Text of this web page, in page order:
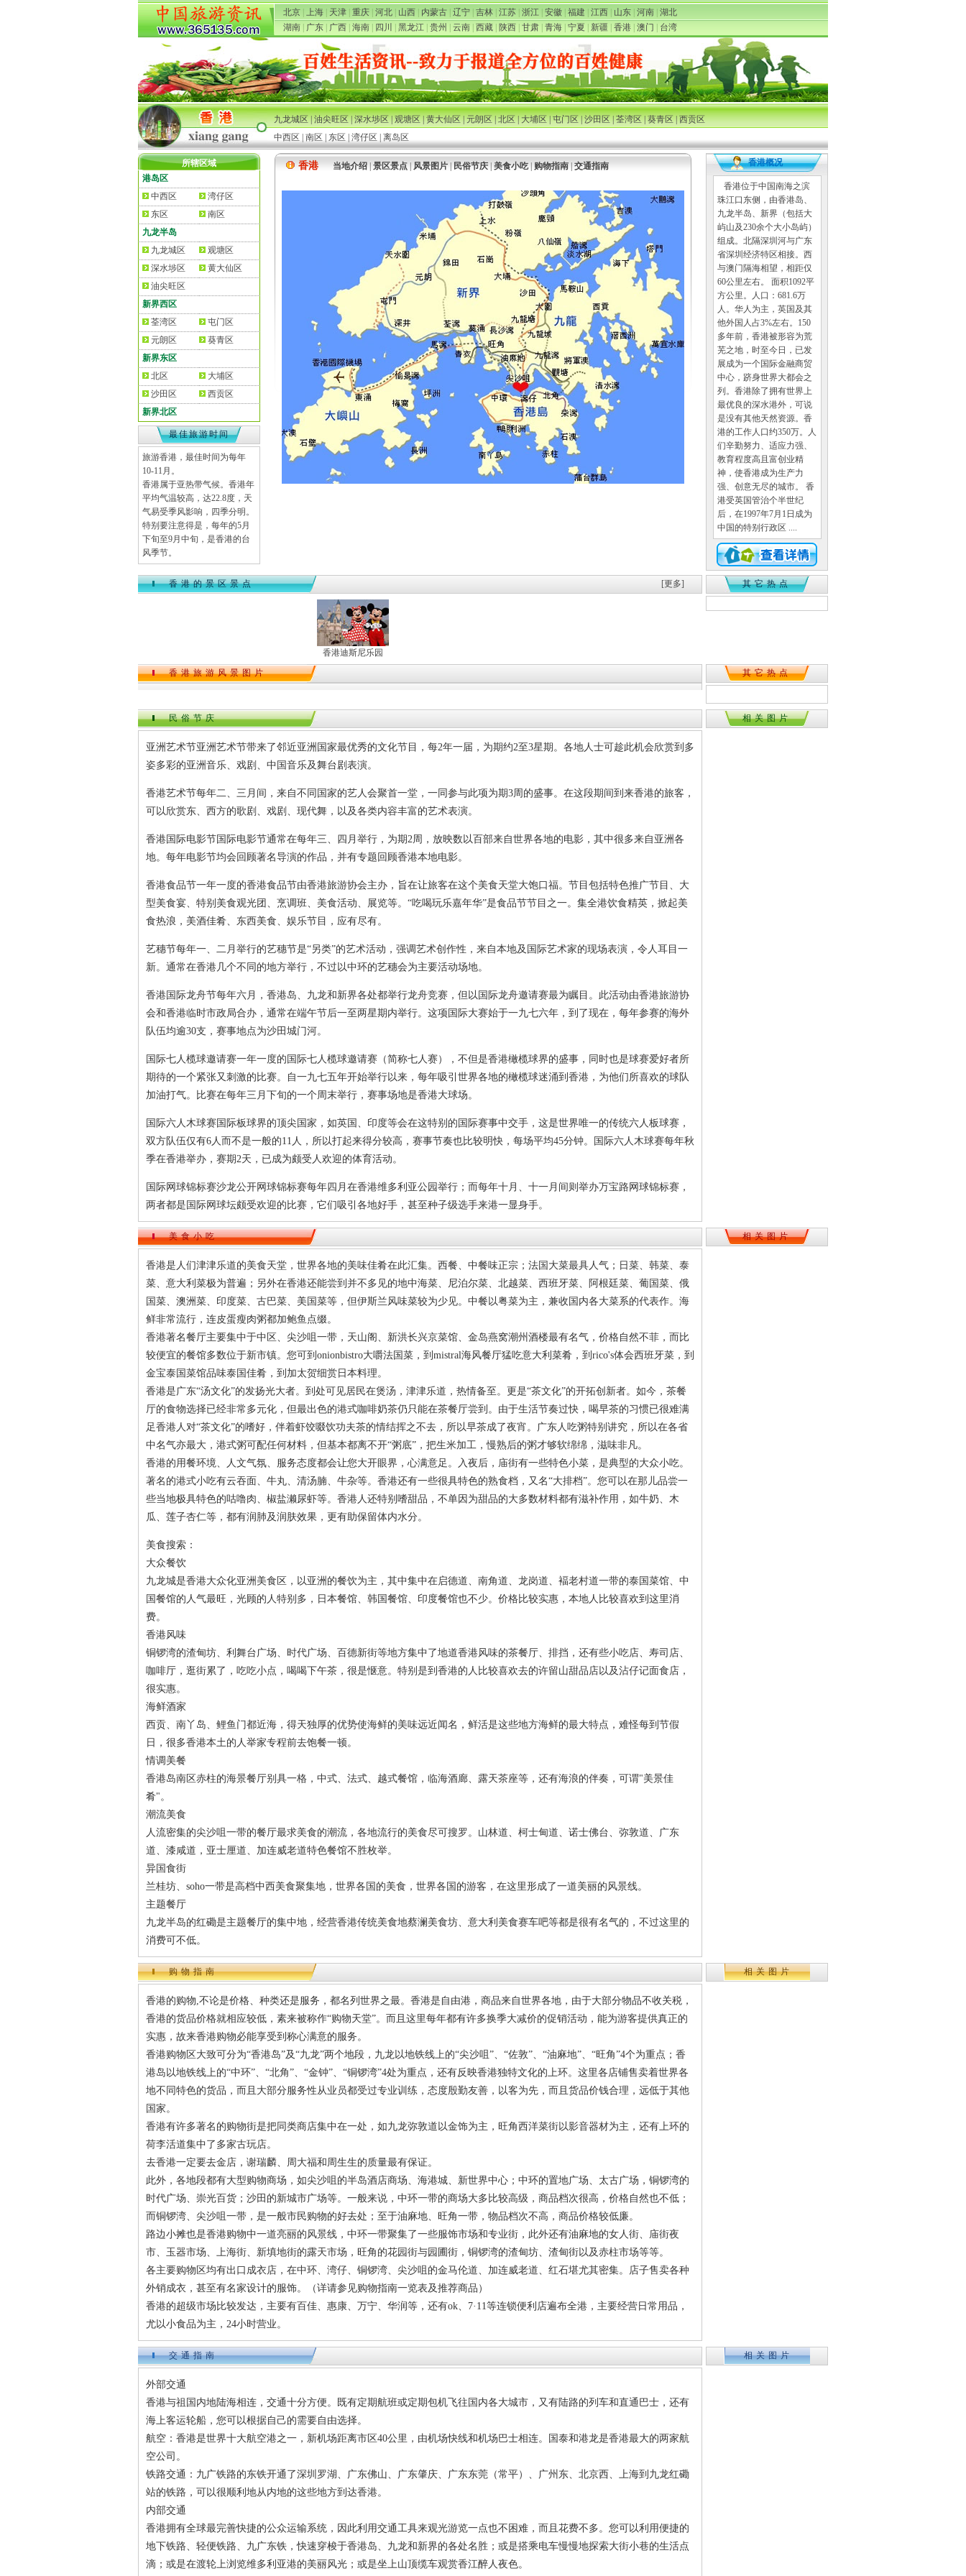
北京 上海 天津 重庆 河北 山西 内蒙古 辽宁 吉林 江苏 浙江 安徽 福建 江西 山东 河南 湖北
湖南
广东 广西 海南 四川 黑龙江 贵州 云南 西藏 陕西 甘肃 青海 宁夏 新疆 香港 澳门 台湾
九龙城区 | 油尖旺区 | 深水埗区 | 观塘区 | 黄大仙区 | 元朗区 | 北区 | 大埔区 | 屯门区 | 沙田区 | 荃湾区 | 葵青区 | 西贡区
中西区 | 南区 | 东区 | 湾仔区 | 离岛区
所辖区域
港岛区
中西区
湾仔区
东区
南区
九龙半岛
九龙城区
观塘区
深水埗区
黄大仙区
油尖旺区
新界西区
荃湾区
屯门区
元朗区
葵青区
新界东区
北区
大埔区
沙田区
西贡区
新界北区
最佳旅游时间
旅游香港，最佳时间为每年
10-11月。
香港属于亚热带气候。香港年
平均气温较高，达22.8度，天
气易受季风影响，四季分明。
特别要注意得是，每年的5月
下旬至9月中旬，是香港的台
风季节。
香港 当地介绍 景区景点 风景图片 民俗节庆| 美食小吃 购物指南| 交通指南 香港概况
香港位于中国南海之滨
珠江口东侧，由香港岛、
九龙半岛、新界（包括大
屿山及230余个大小岛屿）
组成。北隔深圳河与广东
省深圳经济特区相接。西
与澳门隔海相望，相距仅
60公里左右。 面积1092平
方公里。人口：681.6万
人。华人为主，英国及其
他外国人占3%左右。150
多年前，香港被形容为荒
芜之地，时至今日，已发
展成为一个国际金融商贸
中心，跻身世界大都会之
列。香港除了拥有世界上
最优良的深水港外，可说
是没有其他天然资源。香
港的工作人口约350万。人
们辛勤努力、适应力强、
教育程度高且富创业精
神，使香港成为生产力
强、创意无尽的城市。 香
港受英国管治个半世纪
后，在1997年7月1日成为
中国的特别行政区 ....
香港的景区景点 [更多]
香港迪斯尼乐园
其它热点
香港旅游风景图片 其它热点
民俗节庆
亚洲艺术节亚洲艺术节带来了邻近亚洲国家最优秀的文化节目，每2年一届，为期约2至3星期。各地人士可趁此机会欣赏到多
姿多彩的亚洲音乐、戏剧、中国音乐及舞台剧表演。
香港艺术节每年二、三月间，来自不同国家的艺人会聚首一堂，一同参与此项为期3周的盛事。在这段期间到来香港的旅客，
可以欣赏东、西方的歌剧、戏剧、现代舞，以及各类内容丰富的艺术表演。
香港国际电影节国际电影节通常在每年三、四月举行，为期2周，放映数以百部来自世界各地的电影，其中很多来自亚洲各
地。每年电影节均会回顾著名导演的作品，并有专题回顾香港本地电影。
香港食品节一年一度的香港食品节由香港旅游协会主办，旨在让旅客在这个美食天堂大饱口福。节目包括特色推广节目、大
型美食宴、特别美食观光团、烹调班、美食活动、展览等。“吃喝玩乐嘉年华”是食品节节目之一。集全港饮食精英，掀起美
食热浪，美酒佳肴、东西美食、娱乐节目，应有尽有。
艺穗节每年一、二月举行的艺穗节是“另类”的艺术活动，强调艺术创作性，来自本地及国际艺术家的现场表演，令人耳目一
新。通常在香港几个不同的地方举行，不过以中环的艺穗会为主要活动场地。
香港国际龙舟节每年六月，香港岛、九龙和新界各处都举行龙舟竞赛，但以国际龙舟邀请赛最为瞩目。此活动由香港旅游协
会和香港临时市政局合办，通常在端午节后一至两星期内举行。这项国际大赛始于一九七六年，到了现在，每年参赛的海外
队伍均逾30支，赛事地点为沙田城门河。
国际七人榄球邀请赛一年一度的国际七人榄球邀请赛（简称七人赛），不但是香港橄榄球界的盛事，同时也是球赛爱好者所
期待的一个紧张又刺激的比赛。自一九七五年开始举行以来，每年吸引世界各地的橄榄球迷涌到香港，为他们所喜欢的球队
加油打气。比赛在每年三月下旬的一个周末举行，赛事场地是香港大球场。
国际六人木球赛国际板球界的顶尖国家，如英国、印度等会在这特别的国际赛事中交手，这是世界唯一的传统六人板球赛，
双方队伍仅有6人而不是一般的11人，所以打起来得分较高，赛事节奏也比较明快，每场平均45分钟。国际六人木球赛每年秋
季在香港举办，赛期2天，已成为颇受人欢迎的体育活动。
国际网球锦标赛沙龙公开网球锦标赛每年四月在香港维多利亚公园举行；而每年十月、十一月间则举办万宝路网球锦标赛，
两者都是国际网球坛颇受欢迎的比赛，它们吸引各地好手，甚至种子级选手来港一显身手。
相关图片
美食小吃
香港是人们津津乐道的美食天堂，世界各地的美味佳肴在此汇集。西餐、中餐味正宗；法国大菜最具人气；日菜、韩菜、泰
菜、意大利菜极为普遍；另外在香港还能尝到并不多见的地中海菜、尼泊尔菜、北越菜、西班牙菜、阿根廷菜、葡国菜、俄
国菜、澳洲菜、印度菜、古巴菜、美国菜等，但伊斯兰风味菜较为少见。中餐以粤菜为主，兼收国内各大菜系的代表作。海
鲜非常流行，连皮蛋瘦肉粥都加鲍鱼点缀。
香港著名餐厅主要集中于中区、尖沙咀一带，天山阁、新洪长兴京菜馆、金岛燕窝潮州酒楼最有名气，价格自然不菲，而比
较便宜的餐馆多数位于新市镇。您可到onionbistro大嚼法国菜，到mistral海风餐厅猛吃意大利菜肴，到rico's体会西班牙菜，到
金宝泰国菜馆品味泰国佳肴，到加太贺细赏日本料理。
香港是广东“汤文化”的发扬光大者。到处可见居民在煲汤，津津乐道，热情备至。更是“茶文化”的开拓创新者。如今，茶餐
厅的食物选择已经非常多元化，但最出色的港式咖啡奶茶仍只能在茶餐厅尝到。由于生活节奏过快，喝早茶的习惯已很难满
足香港人对“茶文化”的嗜好，伴着虾饺啜饮功夫茶的情结挥之不去，所以早茶成了夜宵。广东人吃粥特别讲究，所以在各省
中名气亦最大，港式粥可配任何材料，但基本都离不开“粥底”，把生米加工，慢熟后的粥才够软绵绵，滋味非凡。
香港的用餐环境、人文气氛、服务态度都会让您大开眼界，心满意足。入夜后，庙街有一些特色小菜，是典型的大众小吃。
著名的港式小吃有云吞面、牛丸、清汤腩、牛杂等。香港还有一些很具特色的熟食档，又名“大排档”。您可以在那儿品尝一
些当地极具特色的咕噜肉、椒盐濑尿虾等。香港人还特别嗜甜品，不单因为甜品的大多数材料都有滋补作用，如牛奶、木
瓜、莲子杏仁等，都有润肺及润肤效果，更有助保留体内水分。
美食搜索：
大众餐饮
九龙城是香港大众化亚洲美食区，以亚洲的餐饮为主，其中集中在启德道、南角道、龙岗道、褔老村道一带的泰国菜馆、中
国餐馆的人气最旺，光顾的人特别多，日本餐馆、韩国餐馆、印度餐馆也不少。价格比较实惠，本地人比较喜欢到这里消
费。
香港风味
铜锣湾的渣甸坊、利舞台广场、时代广场、百德新街等地方集中了地道香港风味的茶餐厅、排挡，还有些小吃店、寿司店、
咖啡厅，逛街累了，吃吃小点，喝喝下午茶，很是惬意。特别是到香港的人比较喜欢去的许留山甜品店以及沾仔记面食店，
很实惠。
海鲜酒家
西贡、南丫岛、鲤鱼门都近海，得天独厚的优势使海鲜的美味远近闻名，鲜活是这些地方海鲜的最大特点，难怪每到节假
日，很多香港本土的人举家专程前去饱餐一顿。
情调美餐
香港岛南区赤柱的海景餐厅别具一格，中式、法式、越式餐馆，临海酒廊、露天茶座等，还有海浪的伴奏，可谓"美景佳
肴"。
潮流美食
人流密集的尖沙咀一带的餐厅最求美食的潮流，各地流行的美食尽可搜罗。山林道、柯士甸道、诺士佛台、弥敦道、广东
道、漆咸道，亚士厘道、加连威老道特色餐馆不胜枚举。
异国食街
兰桂坊、soho一带是高档中西美食聚集地，世界各国的美食，世界各国的游客，在这里形成了一道美丽的风景线。
主题餐厅
九龙半岛的红磡是主题餐厅的集中地，经营香港传统美食地蔡澜美食坊、意大利美食赛车吧等都是很有名气的，不过这里的
消费可不低。
相关图片
购物指南
香港的购物,不论是价格、种类还是服务，都名列世界之最。香港是自由港，商品来自世界各地，由于大部分物品不收关税，
香港的货品价格就相应较低，素来被称作“购物天堂”。而且这里每年都有许多换季大减价的促销活动，能为游客提供真正的
实惠，故来香港购物必能享受到称心满意的服务。
香港购物区大致可分为“香港岛”及“九龙”两个地段，九龙以地铁线上的“尖沙咀”、“佐敦”、“油麻地”、“旺角”4个为重点；香
港岛以地铁线上的“中环”、“北角”、“金钟”、“铜锣湾”4处为重点，还有反映香港独特文化的上环。这里各店铺售卖着世界各
地不同特色的货品，而且大部分服务性从业员都受过专业训练，态度殷勤友善，以客为先，而且货品价钱合理，远低于其他
国家。
香港有许多著名的购物街是把同类商店集中在一处，如九龙弥敦道以金饰为主，旺角西洋菜街以影音器材为主，还有上环的
荷李活道集中了多家古玩店。
去香港一定要去金店，谢瑞麟、周大福和周生生的质量最有保证。
此外，各地段都有大型购物商场，如尖沙咀的半岛酒店商场、海港城、新世界中心；中环的置地广场、太古广场，铜锣湾的
时代广场、崇光百货；沙田的新城市广场等。一般来说，中环一带的商场大多比较高级，商品档次很高，价格自然也不低；
而铜锣湾、尖沙咀一带，是一般市民购物的好去处；至于油麻地、旺角一带，物品档次不高，商品价格较低廉。
路边小摊也是香港购物中一道亮丽的风景线，中环一带聚集了一些服饰市场和专业街，此外还有油麻地的女人街、庙街夜
市、玉器市场、上海街、新填地街的露天市场，旺角的花园街与园圃街，铜锣湾的渣甸坊、渣甸街以及赤柱市场等等。
各主要购物区均有出口成衣店，在中环、湾仔、铜锣湾、尖沙咀的金马伦道、加连威老道、红石堪尤其密集。店子售卖各种
外销成衣，甚至有名家设计的服饰。（详请参见购物指南一览表及推荐商品）
香港的超级市场比较发达，主要有百佳、惠康、万宁、华润等，还有ok、7·11等连锁便利店遍布全港，主要经营日常用品，
尤以小食品为主，24小时营业。
相关图片
交通指南
外部交通
香港与祖国内地陆海相连，交通十分方便。既有定期航班或定期包机飞往国内各大城市，又有陆路的列车和直通巴士，还有
海上客运轮船，您可以根据自己的需要自由选择。
航空：香港是世界十大航空港之一，新机场距离市区40公里，由机场快线和机场巴士相连。国泰和港龙是香港最大的两家航
空公司。
铁路交通：九广铁路的东铁开通了深圳罗湖、广东佛山、广东肇庆、广东东莞（常平）、广州东、北京西、上海到九龙红磡
站的铁路，可以很顺利地从内地的这些地方到达香港。
内部交通
香港拥有全球最完善快捷的公众运输系统，因此利用交通工具来观光游览一点也不困难，而且花费不多。您可以利用便捷的
地下铁路、轻便铁路、九广东铁，快速穿梭于香港岛、九龙和新界的各处名胜；或是搭乘电车慢慢地探索大街小巷的生活点
滴；或是在渡轮上浏览维多利亚港的美丽风光；或是坐上山顶缆车观赏香江醉人夜色。
相关图片